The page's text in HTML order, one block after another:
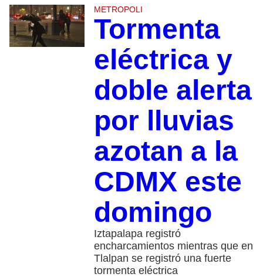
METROPOLI
Tormenta
eléctrica y
doble alerta
por lluvias
azotan a la
CDMX este
domingo
Iztapalapa registró
encharcamientos mientras que en
Tlalpan se registró una fuerte
tormenta eléctrica